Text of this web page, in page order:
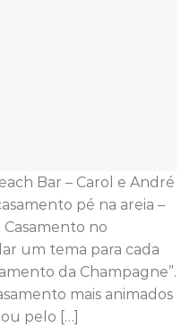
Bar – Carol e André
pé na areia –
no
um tema para cada
da Champagne”.
mais animados
pelo […]